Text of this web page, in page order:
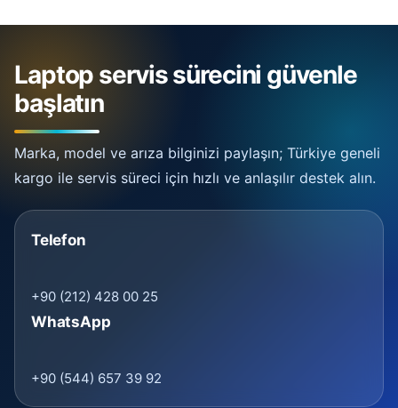
Laptop servis sürecini güvenle
başlatın
Marka, model ve arıza bilginizi paylaşın; Türkiye geneli
kargo ile servis süreci için hızlı ve anlaşılır destek alın.
Telefon
+90 (212) 428 00 25
WhatsApp
+90 (544) 657 39 92